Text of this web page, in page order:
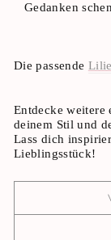
Gedanken
Die passende
Entdecke weitere
deinem Stil und
Lass dich
Lieblingsstück!